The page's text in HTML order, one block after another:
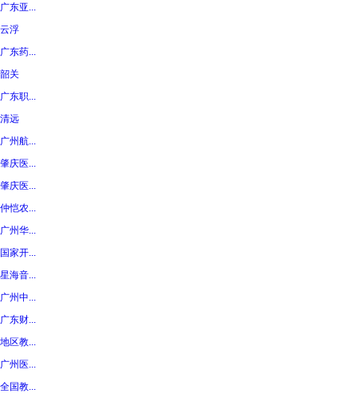
广东亚...
云浮
广东药...
韶关
广东职...
清远
广州航...
肇庆医...
肇庆医...
仲恺农...
广州华...
国家开...
星海音...
广州中...
广东财...
地区教...
广州医...
全国教...